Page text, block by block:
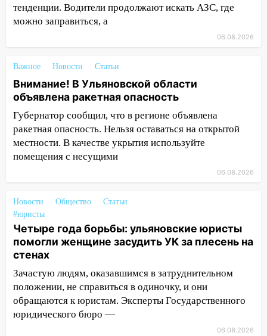
11:49 Снят режим «Ракетная
опасность» на территории Ульяновской
2027 года импорт, выпуск и обращение
бензина Евро 2, Евро 3, Евро 4
11:12 Соцсети: на Рябикова автомобиль
врезался в забор
10:27 Где есть бензин в Ульяновске
днем 6 августа: список АЗС
Внимание! В Ульяновской области
10:00
В Старомайнском районе утонул
51-летний мужчина
09:50 В Ульяновске черный коршун
застрял в тепловозе
09:44 Ульяновские спасатели помогли
юному велосипедисту на улице
Чернышевского
В Заволжском районе украли два
тенденции. Водители продолжают искать АЗС, где
можно заправиться, а
06.08.2026
Важное Новости Статьи
Внимание! В Ульяновской области
объявлена ракетная опасность
Губернатор сообщил, что в регионе объявлена
ракетная опасность. Нельзя оставаться на открытой
местности. В качестве укрытия используйте
помещения с несущими
06.08.2026
Новости Общество
Статьи
#юристы
Четыре года борьбы: ульяновские юристы
помогли женщине засудить УК за плесень на
стенах
Зачастую людям, оказавшимся в затруднительном
положении, не справиться в одиночку, и они
обращаются к юристам. Эксперты Государственного
юридического бюро —
06.08.2026